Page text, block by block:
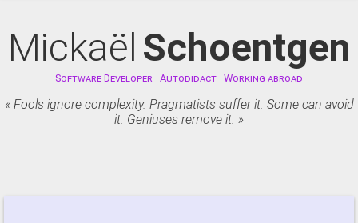
Mickaël Schoentgen
Software Developer · Autodidact · Working abroad
Fools ignore complexity. Pragmatists suffer it. Some can avoid
it. Geniuses remove it.